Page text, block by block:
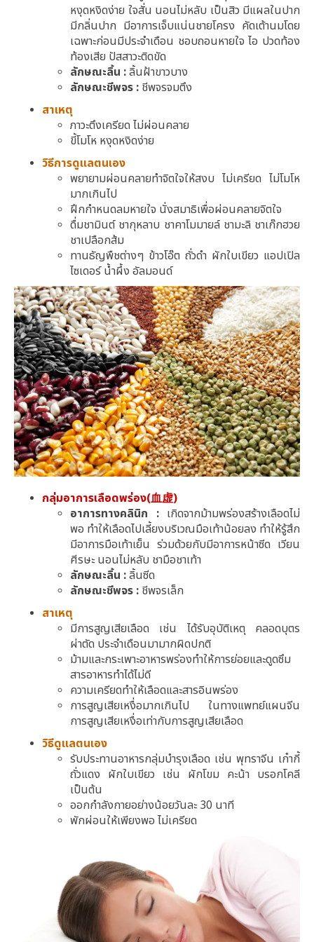
หงุดหงิดง่าย ใจสั่น นอนไม่หลับ เป็นสิว มีแผลในปาก
มีกลิ่นปาก มีอาการเจ็บแน่นชายโครง คัดเต้านมโดย
เฉพาะก่อนมีประจำเดือน ชอบถอนหายใจ ไอ ปวดท้อง
ท้องเสีย ปัสสาวะติดขัด
ลักษณะลิ้น :ลิ้นฝ้าขาวบาง
ลักษณะชีพจร : ชีพจรจมตึง
สาเหตุ
ภาวะตึงเครียด ไม่ผ่อนคลาย
ขี้โมโห หงุดหงิดง่าย
วิธีการดูแลตนเอง
พยายามผ่อนคลายทำจิตใจให้สงบ ไม่เครียด ไม่โมโห
มากเกินไป
ฝึกกำหนดลมหายใจ นั่งสมาธิเพื่อผ่อนคลายจิตใจ
ดื่มชามินต์ ชากุหลาบ ชาคาโมมายล์ ชามะลิ ชาเก๊กฮวย
ชาเปลือกส้ม
ทานธัญพืชต่างๆ ข้าวโอ๊ต ถั่วดำ ผักใบเขียว แอปเปิล
ไซเดอร์ น้ำผึ้ง อัลมอนด์
กลุ่มอาการเลือดพร่อง(血虚)
อาการทางคลินิก :เกิดจากม้ามพร่องสร้างเลือดไม่
พอ ทำให้เลือดไปเลี้ยงบริเวณมือเท้าน้อยลง ทำให้รู้สึก
มีอาการมือเท้าเย็น ร่วมด้วยกับมีอาการหน้าซีด เวียน
ศีรษะ นอนไม่หลับ ชามือชาเท้า
ลักษณะลิ้น :ลิ้นซีด
ลักษณะชีพจร : ชีพจรเล็ก
สาเหตุ
มีการสูญเสียเลือด เช่น ได้รับอุบัติเหตุ คลอดบุตร
ผ่าตัด ประจำเดือนมามากผิดปกติ
ม้ามและกระเพาะอาหารพร่องทำให้การย่อยและดูดซึม
สารอาหารทำได้ไม่ดี
ความเครียดทำให้เลือดและสารอินพร่อง
การสูญเสียเหงื่อมากเกินไป ในทางแพทย์แผนจีน
การสูญเสียเหงื่อเท่ากับการสูญเสียเลือด
วิธีดูแลตนเอง
รับประทานอาหารกลุ่มบำรุงเลือด เช่น พุทราจีน เก๋ากี้
ถั่วแดง ผักใบเขียว เช่น ผักโขม คะน้า บรอกโคลี
เป็นต้น
ออกกำลังกายอย่างน้อยวันละ 30 นาที
พักผ่อนให้เพียงพอ ไม่เครียด